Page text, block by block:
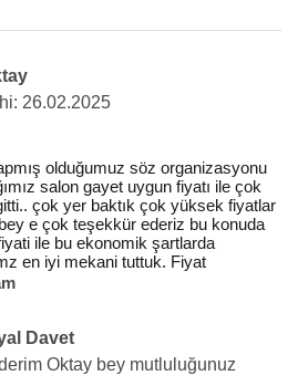
26.02.2025
olduğumuz söz organizasyonu
salon gayet uygun fiyatı ile çok
çok yer baktık çok yüksek fiyatlar
e çok teşekkür ederiz bu konuda
ile bu ekonomik şartlarda
en iyi mekani tuttuk. Fiyat
Davet
Oktay bey mutluluğunuz